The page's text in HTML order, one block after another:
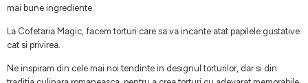
mai bune ingrediente.
La Cofetaria Magic, facem torturi care sa va incante atat papilele gustative
cat si privirea.
Ne inspiram din cele mai noi tendinte in designul torturilor, dar si din